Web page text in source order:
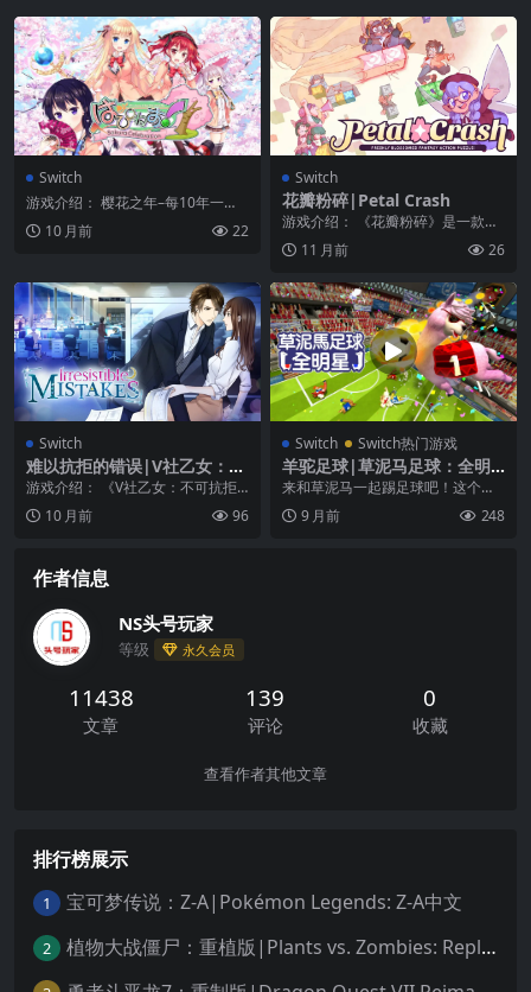
Switch
游戏介绍： 樱花之年–每10年一
次，在樱花比平时长时间开的那一
年，春节、式年节比...
10 月前 22
Switch
花瓣粉碎|Petal Crash
游戏介绍： 《花瓣粉碎》是一款趣
味多多的益智消除类游戏，游戏支
持多种模式可以符合...
11 月前 26
Switch
难以抗拒的错误|V社乙女：不
可抗拒的错误|Irresistible Mi
游戏介绍： 《V社乙女：不可抗拒
的错误》是一款以女向的恋爱冒险
游戏，故事剧情和C...
10 月前 96
Switch Switch热门游戏
羊驼足球|草泥马足球：全明
星|Alpaca Ball: Allstars中文
来和草泥马一起踢足球吧！这个游
戏“混乱”但有趣，赶快在这基于物理
的派对游戏中把属...
9 月前 248
作者信息
NS头号玩家
等级 永久会员
11438
文章
139
评论
0
收藏
查看作者其他文章
排行榜展示
1 宝可梦传说：Z-A|Pokémon Legends: Z-A中文
2 植物大战僵尸：重植版|Plants vs. Zombies: Replanted中文